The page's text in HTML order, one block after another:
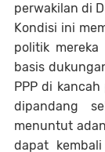
perwakilan di
Kondisi ini
politik
basis
PPP di
dipandang
menuntut
dapat